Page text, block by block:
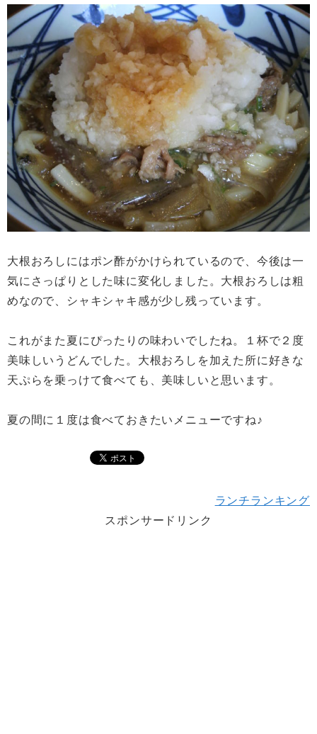
大根おろしにはポン酢がかけられているので、今後は一
気にさっぱりとした味に変化しました。大根おろしは粗
めなので、シャキシャキ感が少し残っています。
これがまた夏にぴったりの味わいでしたね。１杯で２度
美味しいうどんでした。大根おろしを加えた所に好きな
天ぷらを乗っけて食べても、美味しいと思います。
夏の間に１度は食べておきたいメニューですね♪
ランチランキング
スポンサードリンク